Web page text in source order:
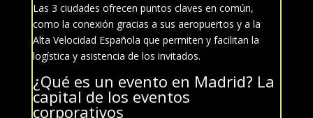
Las 3 ciudades ofrecen puntos claves en común,
como la conexión gracias a sus aeropuertos y a la
Alta Velocidad Española que permiten y facilitan la
logística y asistencia de los invitados.
¿Qué es un evento en Madrid? La
capital de los eventos
corporativos